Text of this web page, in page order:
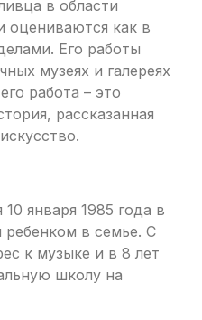
в области
оцениваются как в
Его работы
музеях и галереях
работа – это
рассказанная
января 1985 года в
в семье. С
к музыке и в 8 лет
школу на